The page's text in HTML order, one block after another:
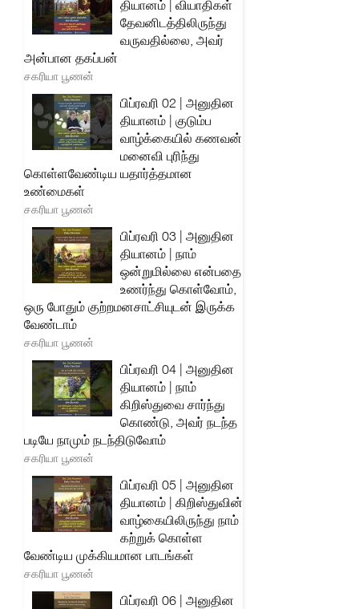
தியானம் | வியாதிகள்
தேவனிடத்திலிருந்து
வருவதில்லை, அவர்
அன்பான தகப்பன்
சகரியா பூணன்
பிப்ரவரி 02 | அனுதின
தியானம் | குடும்ப
வாழ்க்கையில் கணவன்
மனைவி புரிந்து
கொள்ளவேண்டிய யதார்த்தமான
உண்மைகள்
சகரியா பூணன்
பிப்ரவரி 03 | அனுதின
தியானம் | நாம்
ஒன்றுமில்லை என்பதை
உணர்ந்து கொள்வோம்,
ஒரு போதும் குற்றமனசாட்சியுடன் இருக்க
வேண்டாம்
சகரியா பூணன்
பிப்ரவரி 04 | அனுதின
தியானம் | நாம்
கிறிஸ்துவை சார்ந்து
கொண்டு, அவர் நடந்த
படியே நாமும் நடந்திடுவோம்
சகரியா பூணன்
பிப்ரவரி 05 | அனுதின
தியானம் | கிறிஸ்துவின்
வாழ்கையிலிருந்து நாம்
கற்றுக் கொள்ள
வேண்டிய முக்கியமான பாடங்கள்
சகரியா பூணன்
பிப்ரவரி 06 | அனுதின